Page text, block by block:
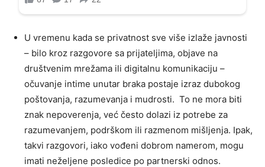
U vremenu kada se privatnost sve više izlaže javnosti
– bilo kroz razgovore sa prijateljima, objave na
društvenim mrežama ili digitalnu komunikaciju –
očuvanje intime unutar braka postaje izraz dubokog
poštovanja, razumevanja i mudrosti. To ne mora biti
znak nepoverenja, već često dolazi iz potrebe za
razumevanjem, podrškom ili razmenom mišljenja. Ipak,
takvi razgovori, iako vođeni dobrom namerom, mogu
imati neželjene posledice po partnerski odnos.